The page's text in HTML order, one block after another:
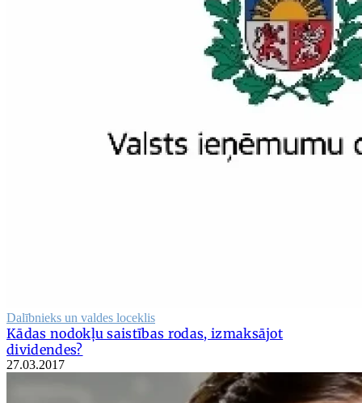
Dalībnieks un valdes loceklis
Kādas nodokļu saistības rodas, izmaksājot
dividendes?
27.03.2017